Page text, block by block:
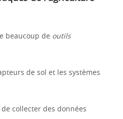
beaucoup de outils
de sol et les systèmes
collecter des données